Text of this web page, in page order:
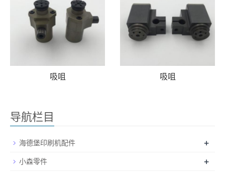
吸咀 吸咀
导航栏目
海德堡印刷机配件 +
小森零件 +